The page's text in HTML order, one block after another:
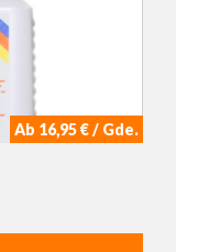
Ab 16,95 € / Gde.